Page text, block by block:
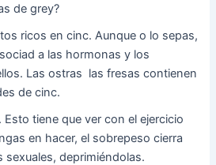
de grey?
ricos en cinc. Aunque o lo sepas,
a las hormonas y los
Las ostras las fresas contienen
de cinc.
Esto tiene que ver con el ejercicio
en hacer, el sobrepeso cierra
sexuales, deprimiéndolas.